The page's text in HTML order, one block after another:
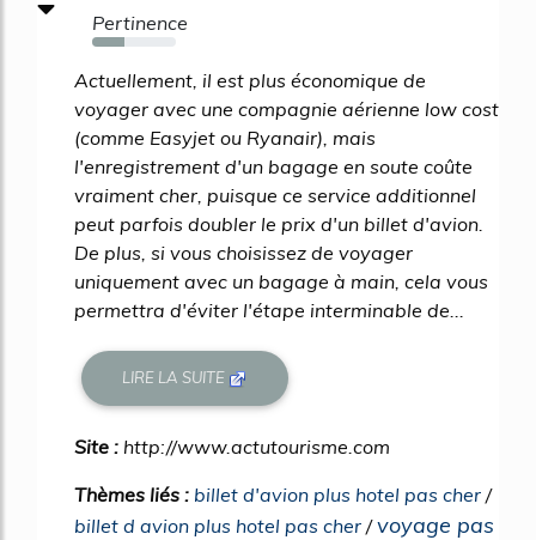
Pertinence
38%
Actuellement, il est plus économique de
voyager avec une compagnie aérienne low cost
(comme Easyjet ou Ryanair), mais
l'enregistrement d'un bagage en soute coûte
vraiment cher, puisque ce service additionnel
peut parfois doubler le prix d'un billet d'avion.
De plus, si vous choisissez de voyager
uniquement avec un bagage à main, cela vous
permettra d'éviter l'étape interminable de...
LIRE LA SUITE
Site : http://www.actutourisme.com
Thèmes liés : billet d'avion plus hotel pas cher /
billet d avion plus hotel pas cher /voyage pas